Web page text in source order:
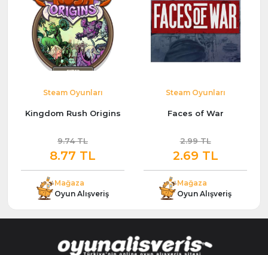
Steam Oyunları
Kingdom Rush Origins
9.74 TL
8.77 TL
Mağaza
Oyun Alışveriş
Steam Oyunları
Faces of War
2.99 TL
2.69 TL
Mağaza
Oyun Alışveriş